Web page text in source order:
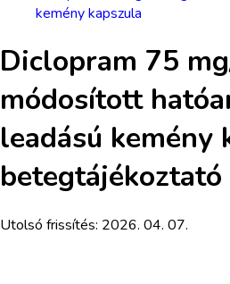
kemény kapszula
Diclopram 75
módosított
leadású kemény
betegtájékoztató
Utolsó frissítés: 2026. 04. 07.